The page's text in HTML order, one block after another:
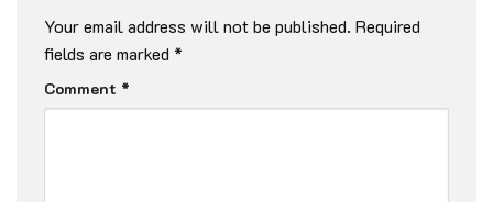
Your email address will not be published. Required
fields are marked *
Comment *